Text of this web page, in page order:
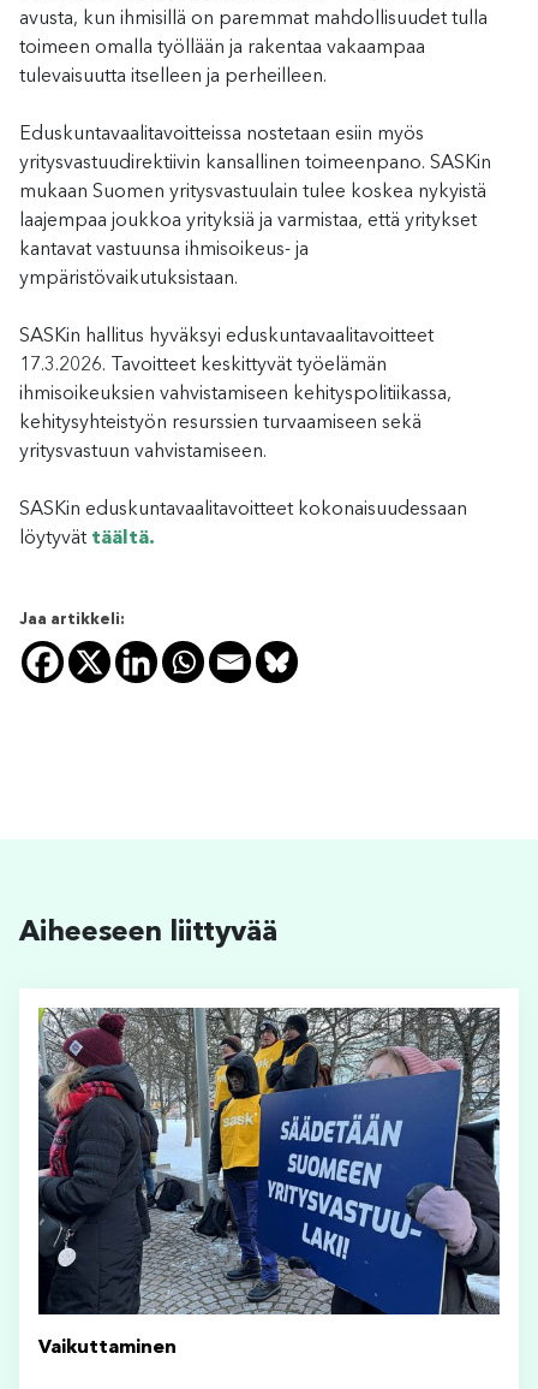
avusta, kun ihmisillä on paremmat mahdollisuudet tulla
toimeen omalla työllään ja rakentaa vakaampaa
tulevaisuutta itselleen ja perheilleen.
Eduskuntavaalitavoitteissa nostetaan esiin myös
yritysvastuudirektiivin kansallinen toimeenpano. SASKin
mukaan Suomen yritysvastuulain tulee koskea nykyistä
laajempaa joukkoa yrityksiä ja varmistaa, että yritykset
kantavat vastuunsa ihmisoikeus- ja
ympäristövaikutuksistaan.
SASKin hallitus hyväksyi eduskuntavaalitavoitteet
17.3.2026. Tavoitteet keskittyvät työelämän
ihmisoikeuksien vahvistamiseen kehityspolitiikassa,
kehitysyhteistyön resurssien turvaamiseen sekä
yritysvastuun vahvistamiseen.
SASKin eduskuntavaalitavoitteet kokonaisuudessaan
löytyvät täältä.
Jaa artikkeli:
Aiheeseen liittyvää
Vaikuttaminen